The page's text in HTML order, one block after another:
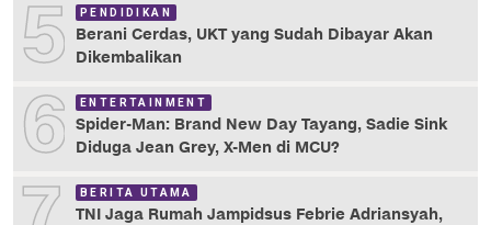
5 PENDIDIKAN
Berani Cerdas, UKT yang Sudah Dibayar Akan
Dikembalikan
6 ENTERTAINMENT
Spider-Man: Brand New Day Tayang, Sadie Sink
Diduga Jean Grey, X-Men di MCU?
BERITA UTAMA
TNI Jaga Rumah Jampidsus Febrie Adriansyah,